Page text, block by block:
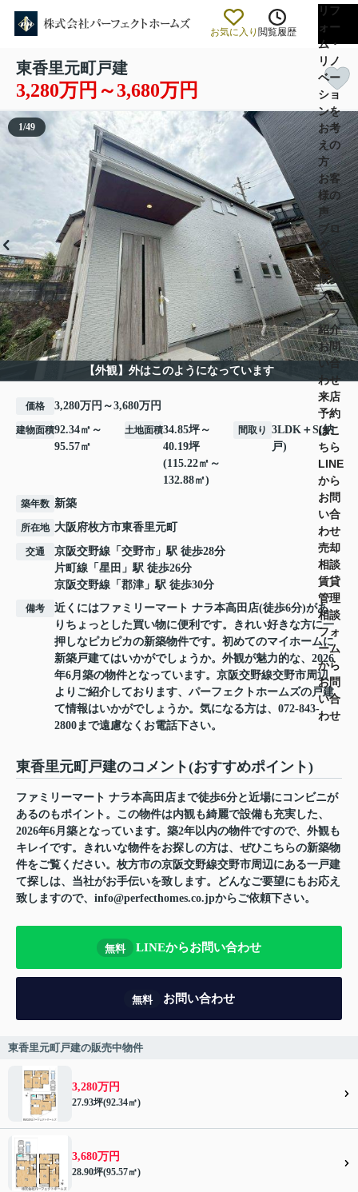
お気に入り 閲覧履歴
リフ
ォー
ム・
リノ
ベー
ショ
ンを
お考
えの
方
お客
様の
声
ブロ
グ
会社
概要
スタ
ッフ
紹介
お問
い合
わせ
来店
予約
はこ
ちら
LINE
から
お問
い合
わせ
売却
相談
賃貸
管理
相談
フォ
ーム
から
お問
い合
わせ
東香里元町戸建
3,280万円～3,680万円
【外観】外はこのようになっています
1/49
価格 3,280万円～3,680万円
建物面積92.34㎡～
95.57㎡
土地面積34.85坪～
40.19坪
(115.22㎡～
132.88㎡)
間取り 3LDK＋S(納
戸)
築年数 新築
所在地 大阪府枚方市東香里元町
交通 京阪交野線 「 交野市 」駅 徒歩28分
片町線 「 星田 」駅 徒歩26分
京阪交野線 「 郡津 」駅 徒歩30分
備考
近くにはファミリーマート ナラ本高田店(徒歩6分)があ
りちょっとした買い物に便利です。きれい好きな方に一
押しなピカピカの新築物件です。初めてのマイホームに
新築戸建てはいかがでしょうか。外観が魅力的な、2026
年6月築の物件となっています。京阪交野線交野市周辺
よりご紹介しております、パーフェクトホームズの戸建
て情報はいかがでしょうか。気になる方は、072-843-
2800まで遠慮なくお電話下さい。
東香里元町戸建のコメント(おすすめポイント)
ファミリーマート ナラ本高田店まで徒歩6分と近場にコンビニが
あるのもポイント。この物件は内観も綺麗で設備も充実した、
2026年6月築となっています。築2年以内の物件ですので、外観も
キレイです。きれいな物件をお探しの方は、ぜひこちらの新築物
件をご覧ください。枚方市の京阪交野線交野市周辺にある一戸建
て探しは、当社がお手伝いを致します。どんなご要望にもお応え
致しますので、info@perfecthomes.co.jpからご依頼下さい。
無料 LINEからお問い合わせ
無料 お問い合わせ
東香里元町戸建の販売中物件
3,280万円
27.93坪(92.34㎡)
3,680万円
28.90坪(95.57㎡)